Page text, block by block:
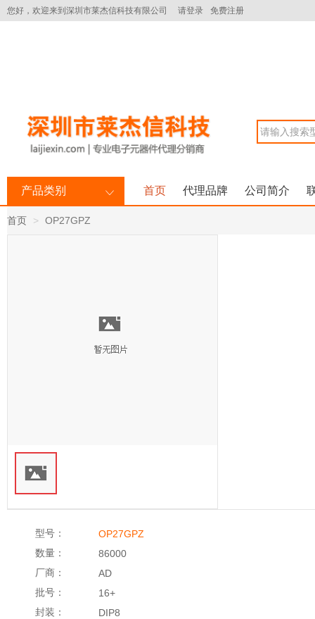
您好，欢迎来到深圳市莱杰信科技有限公司 请登录 免费注册
产品类别 首页 代理品牌 公司简介
首页 OP27GPZ
型号： OP27GPZ
数量： 86000
厂商： AD
批号： 16+
封装： DIP8